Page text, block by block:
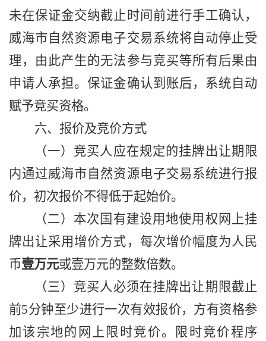
未在保证金交纳截止时间前进行手工确认，
威海市自然资源电子交易系统将自动停止受
理，由此产生的无法参与竞买等所有后果由
申请人承担。保证金确认到账后，系统自动
赋予竞买资格。
六、报价及竞价方式
（一）竞买人应在规定的挂牌出让期限
内通过威海市自然资源电子交易系统进行报
价，初次报价不得低于起始价。
（二）本次国有建设用地使用权网上挂
牌出让采用增价方式，每次增价幅度为人民
币壹万元或壹万元的整数倍数。
（三）竞买人必须在挂牌出让期限截止
前5分钟至少进行一次有效报价，方有资格参
加该宗地的网上限时竞价。限时竞价程序